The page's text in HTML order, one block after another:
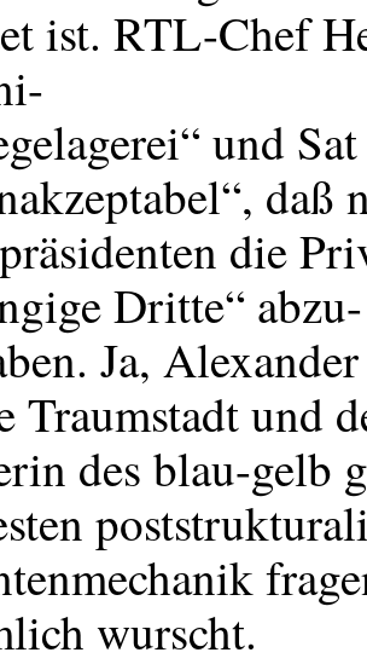
ist. RTL-Chef
und
daß
die
Dritte“ abzu-
Ja,
Traumstadt und
des blau-gelb
wurscht.